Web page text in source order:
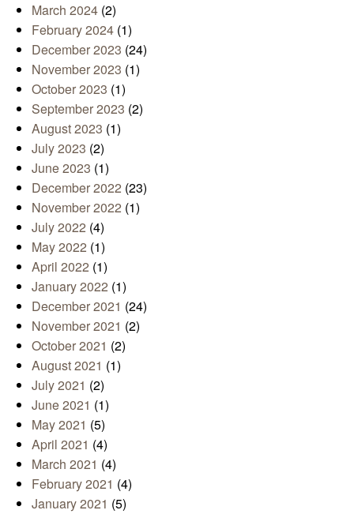
March 2024 (2)
February 2024 (1)
December 2023 (24)
November 2023 (1)
October 2023 (1)
September 2023 (2)
August 2023 (1)
July 2023 (2)
June 2023 (1)
December 2022 (23)
November 2022 (1)
July 2022 (4)
May 2022 (1)
April 2022 (1)
January 2022 (1)
December 2021 (24)
November 2021 (2)
October 2021 (2)
August 2021 (1)
July 2021 (2)
June 2021 (1)
May 2021 (5)
April 2021 (4)
March 2021 (4)
February 2021 (4)
January 2021 (5)